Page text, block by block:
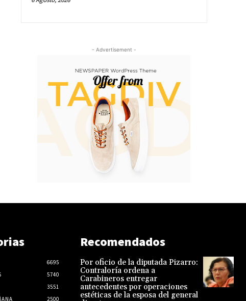
- Advertisement -
6695
5740
3551
2500
Recomendados
Por oficio de la diputada Pizarro:
Contraloría ordena a
Carabineros entregar
antecedentes por operaciones
estéticas de la esposa del general